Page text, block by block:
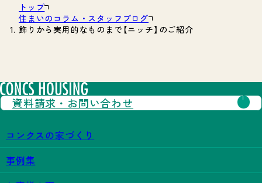
トップ
住まいのコラム・スタッフブログ
飾りから実用的なものまで【ニッチ】のご紹介
コンクスの家づくり
事例集
資料請求・ お問い合わせ